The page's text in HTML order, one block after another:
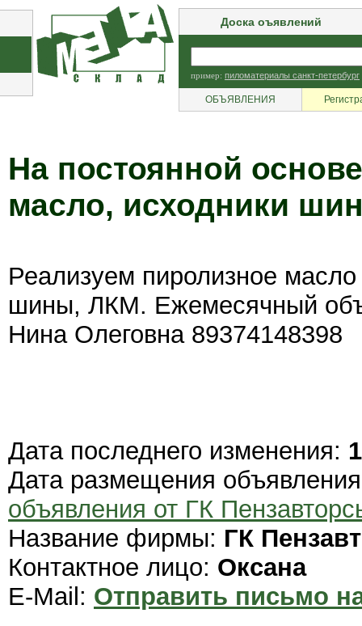
Доска оъявлений
пример: пиломатериалы санкт-петербург
ОБЪЯВЛЕНИЯ
На постоянной
масло, исходники
Реализуем пиролизное
шины, ЛКМ. Ежемесячный
Нина Олеговна 89374148398
Дата последнего изменения:
Дата размещения
объявления от ГК
Название фирмы: ГК
Контактное лицо: Оксана
E-Mail: Отправить письмо